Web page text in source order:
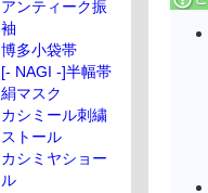
アンティーク振
袖
博多小袋帯
[- NAGI -]半幅帯
絹マスク
カシミール刺繍
ストール
カシミヤショー
ル